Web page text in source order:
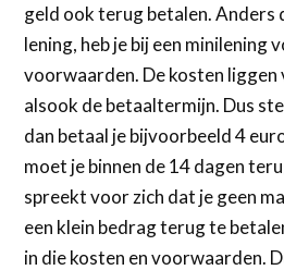
geld ook terug betalen. Anders
lening, heb je bij een minilening
voorwaarden. De kosten liggen
alsook de betaaltermijn. Dus
dan betaal je bijvoorbeeld 4
moet je binnen de 14 dagen
spreekt voor zich dat je geen
een klein bedrag terug te
in die kosten en voorwaarden.